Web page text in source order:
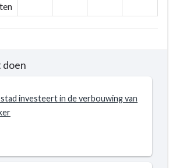
doen
investeert in de verbouwing van